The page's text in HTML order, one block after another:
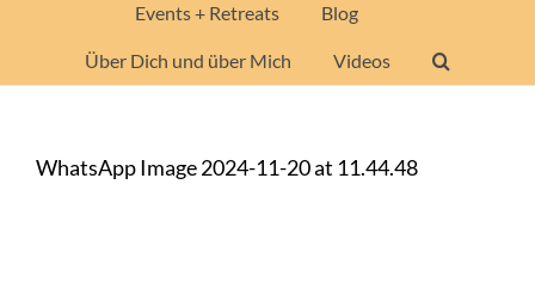
Events + Retreats Blog
Über Dich und über Mich Videos
WhatsApp Image 2024-11-20 at 11.44.48